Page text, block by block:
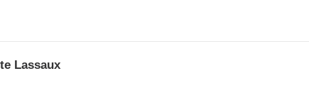
Lassaux